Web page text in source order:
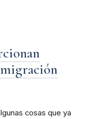
cosas que ya